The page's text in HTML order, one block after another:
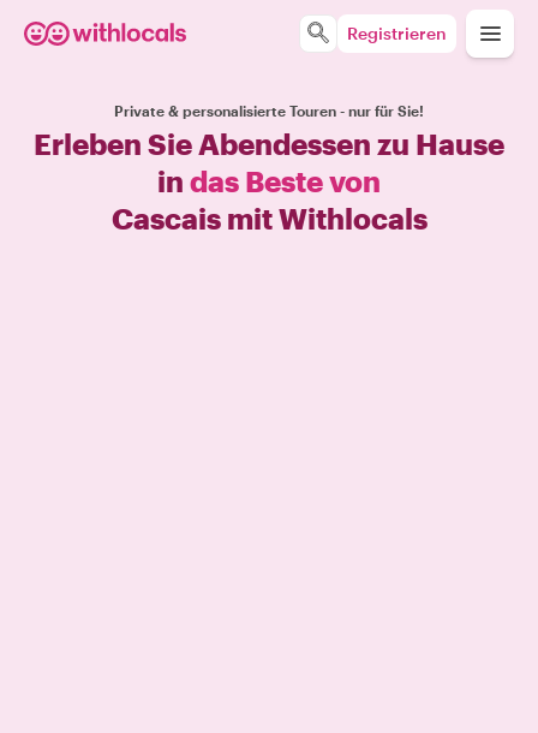
Registrieren
Private & personalisierte Touren - nur für Sie!
Erleben Sie Abendessen zu Hause
in das Beste von
Cascais mit Withlocals